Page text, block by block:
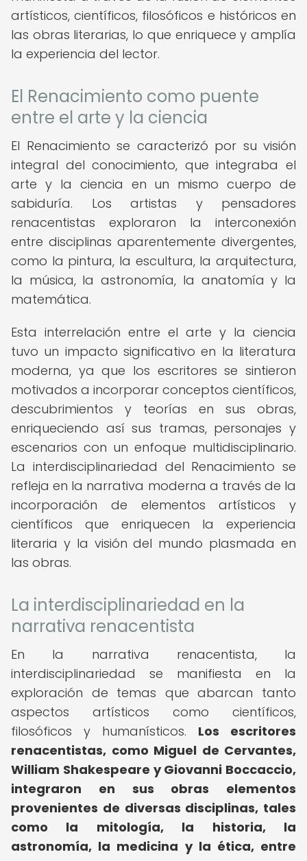
artísticos, científicos, filosóficos e históricos en
las obras literarias, lo que enriquece y amplía
la experiencia del lector.
El Renacimiento como puente
entre el arte y la ciencia
El Renacimiento se caracterizó por su visión
integral del conocimiento, que integraba el
arte y la ciencia en un mismo cuerpo de
sabiduría. Los artistas y pensadores
renacentistas exploraron la interconexión
entre disciplinas aparentemente divergentes,
como la pintura, la escultura, la arquitectura,
la música, la astronomía, la anatomía y la
matemática.
Esta interrelación entre el arte y la ciencia
tuvo un impacto significativo en la literatura
moderna, ya que los escritores se sintieron
motivados a incorporar conceptos científicos,
descubrimientos y teorías en sus obras,
enriqueciendo así sus tramas, personajes y
escenarios con un enfoque multidisciplinario.
La interdisciplinariedad del Renacimiento se
refleja en la narrativa moderna a través de la
incorporación de elementos artísticos y
científicos que enriquecen la experiencia
literaria y la visión del mundo plasmada en
las obras.
La interdisciplinariedad en la
narrativa renacentista
En la narrativa renacentista, la
interdisciplinariedad se manifiesta en la
exploración de temas que abarcan tanto
aspectos artísticos como científicos,
filosóficos y humanísticos. Los escritores
renacentistas, como Miguel de Cervantes,
William Shakespeare y Giovanni Boccaccio,
integraron en sus obras elementos
provenientes de diversas disciplinas, tales
como la mitología, la historia, la
astronomía, la medicina y la ética, entre